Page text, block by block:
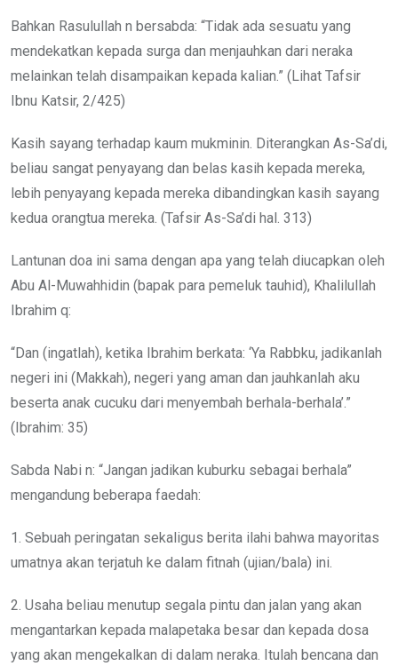
Bahkan Rasulullah n bersabda: “Tidak ada sesuatu yang
mendekatkan kepada surga dan menjauhkan dari neraka
melainkan telah disampaikan kepada kalian.” (Lihat Tafsir
Ibnu Katsir, 2/425)
Kasih sayang terhadap kaum mukminin. Diterangkan As-Sa’di,
beliau sangat penyayang dan belas kasih kepada mereka,
lebih penyayang kepada mereka dibandingkan kasih sayang
kedua orangtua mereka. (Tafsir As-Sa’di hal. 313)
Lantunan doa ini sama dengan apa yang telah diucapkan oleh
Abu Al-Muwahhidin (bapak para pemeluk tauhid), Khalilullah
Ibrahim q:
“Dan (ingatlah), ketika Ibrahim berkata: ‘Ya Rabbku, jadikanlah
negeri ini (Makkah), negeri yang aman dan jauhkanlah aku
beserta anak cucuku dari menyembah berhala-berhala’.”
(Ibrahim: 35)
Sabda Nabi n: “Jangan jadikan kuburku sebagai berhala”
mengandung beberapa faedah:
1. Sebuah peringatan sekaligus berita ilahi bahwa mayoritas
umatnya akan terjatuh ke dalam fitnah (ujian/bala) ini.
2. Usaha beliau menutup segala pintu dan jalan yang akan
mengantarkan kepada malapetaka besar dan kepada dosa
yang akan mengekalkan di dalam neraka. Itulah bencana dan